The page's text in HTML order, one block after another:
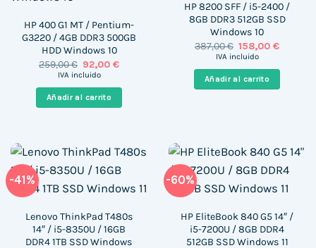
HP 400 G1 MT / Pentium-
G3220 / 4GB DDR3 500GB
HDD Windows 10
259,00€ El
precio
era:
259,00 €.
92,00€El
es:
92,00 €.
IVA incluido
Añadir al carrito
HP 8200 SFF / i5-2400 /
8GB DDR3 512GB SSD
Windows 10
387,00€ El
precio
era:
387,00 €.
158,00€El
es:
158,00
IVA incluido
Añadir al carrito
-41%
Lenovo ThinkPad T480s
14″ / i5-8350U / 16GB
DDR4 1TB SSD Windows
-60%
HP EliteBook 840 G5 14″ /
i5-7200U / 8GB DDR4
512GB SSD Windows 11